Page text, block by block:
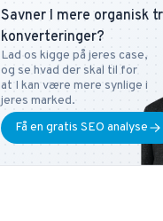
Savner I mere organisk
konverteringer?
Lad os kigge på jeres case,
og se hvad der skal til for
at I kan være mere synlige i
jeres marked.
Få en gratis SEO analyse